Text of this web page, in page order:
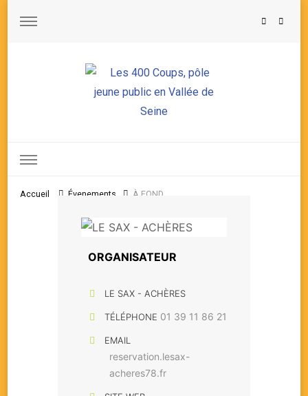
Accueil Évenements À FOND
ORGANISATEUR
LE SAX - ACHÈRES
TÉLÉPHONE 01 39 11 86 21
EMAIL
reservation.lesax-
acheres78.fr